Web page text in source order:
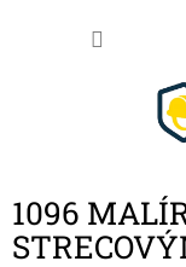
1096